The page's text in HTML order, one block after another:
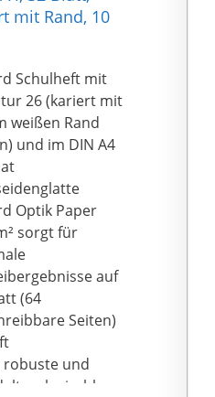
bestehend
Schulheften,
EU-Ecolabel
mit Rand, 10
Schulheft mit
26 (kariert mit
weißen Rand
und im DIN A4
Optik Paper
sorgt für
auf
(64
Seiten)
robuste und
abwischbare